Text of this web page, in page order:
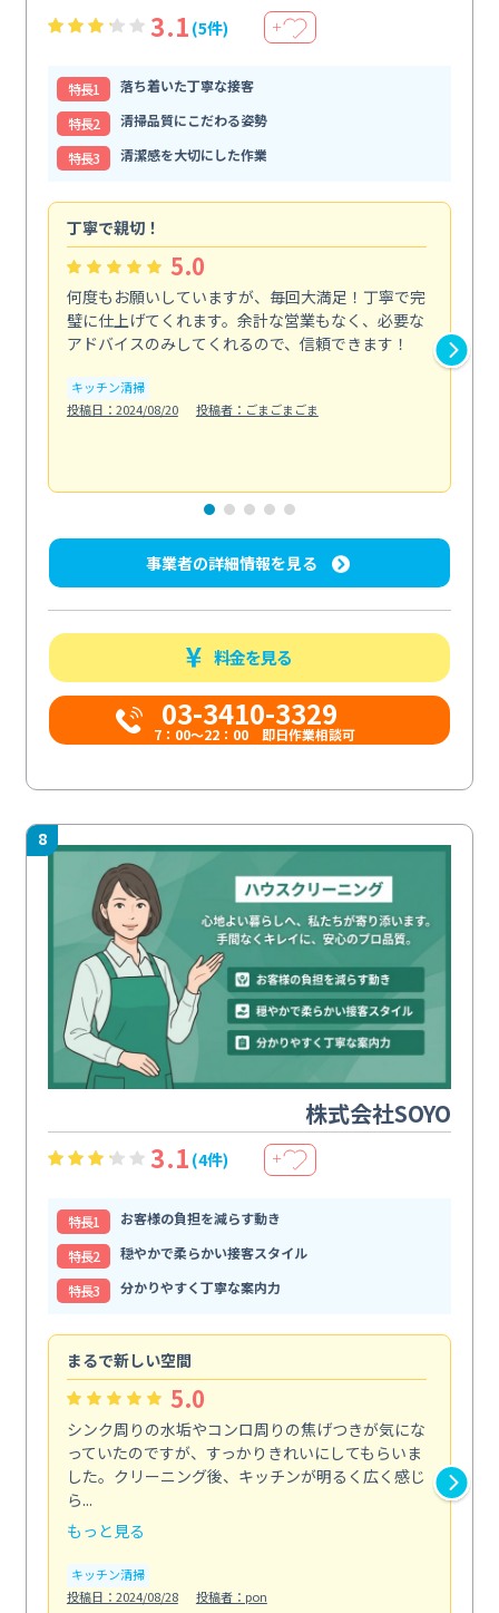
3.1 (5件) ＋
特⻑1
落ち着いた丁寧な接客
特⻑2
清掃品質にこだわる姿勢
特⻑3
清潔感を大切にした作業
丁寧で親切！
5.0
何度もお願いしていますが、毎回大満足！丁寧で完
璧に仕上げてくれます。余計な営業もなく、必要な
アドバイスのみしてくれるので、信頼できます！
キッチン清掃
投稿日：2024/08/20
投稿者：ごまごまごま
事業者の詳細情報を見る
料金を見る
03-3410-3329
7：00～22：00 即日作業相談可
8
株式会社SOYO
3.1 (4件) ＋
特⻑1
お客様の負担を減らす動き
特⻑2
穏やかで柔らかい接客スタイル
特⻑3
分かりやすく丁寧な案内力
まるで新しい空間
5.0
シンク周りの水垢やコンロ周りの焦げつきが気にな
っていたのですが、すっかりきれいにしてもらいま
した。クリーニング後、キッチンが明るく広く感じ
ら...
もっと見る
キッチン清掃
投稿日：2024/08/28
投稿者：pon